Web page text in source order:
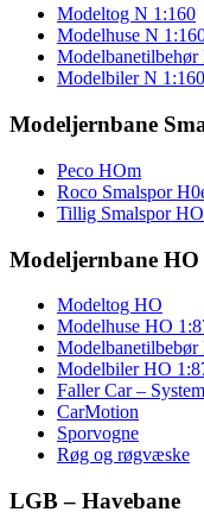
Modeltog N 1:160
Modelhuse N
Modelbanetilbehør
Modelbiler N 1:160
Modeljernbane
Peco HOm
Roco Smalspor
Tillig Smalspor
Modeljernbane HO
Modeltog HO
Modelhuse HO
Modelbiler HO
Faller Car – System
CarMotion
Sporvogne
Røg og røgvæske
LGB – Havebane